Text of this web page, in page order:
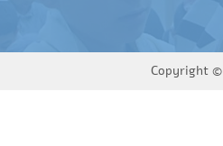
Copyright ©